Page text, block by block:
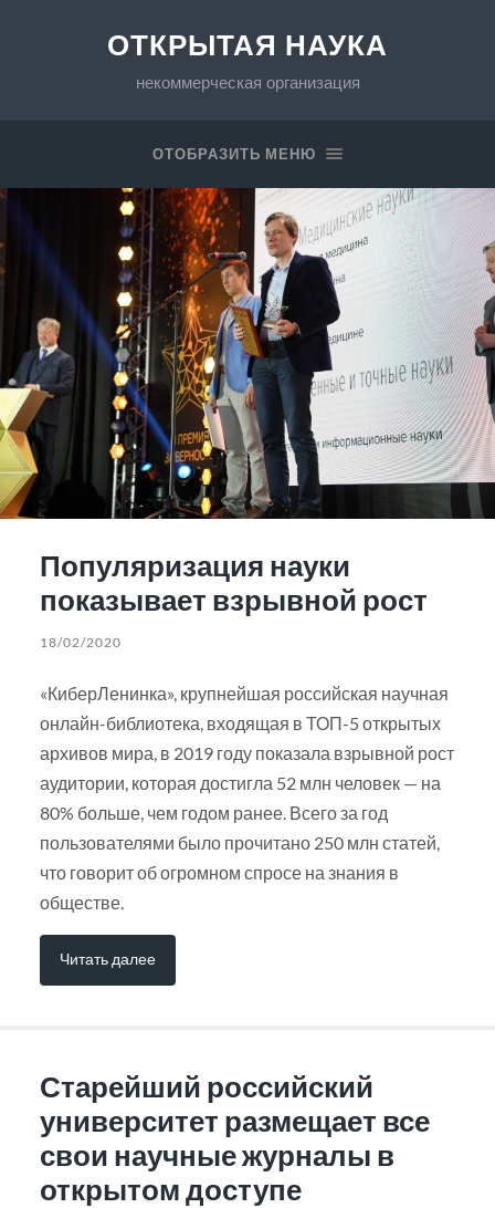
ОТКРЫТАЯ НАУКА
некоммерческая организация
ОТОБРАЗИТЬ МЕНЮ
Популяризация науки
показывает взрывной рост
18/02/2020
«КиберЛенинка», крупнейшая российская научная
онлайн-библиотека, входящая в ТОП-5 открытых
архивов мира, в 2019 году показала взрывной рост
аудитории, которая достигла 52 млн человек — на
80% больше, чем годом ранее. Всего за год
пользователями было прочитано 250 млн статей,
что говорит об огромном спросе на знания в
обществе.
Читать далее
Старейший российский
университет размещает все
свои научные журналы в
открытом доступе